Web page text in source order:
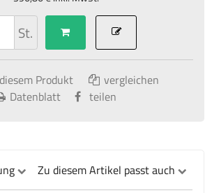
St.
Produkt
vergleichen
Datenblatt
teilen
Zu diesem Artikel passt auch